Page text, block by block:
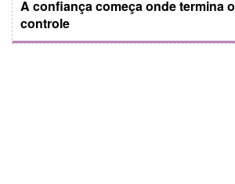
A confiança começa onde termina o
controle